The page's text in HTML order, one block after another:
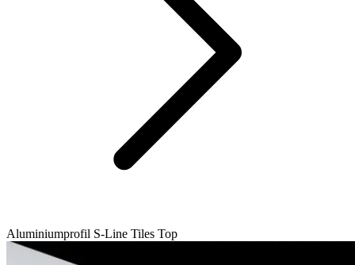
Aluminiumprofil S-Line Tiles Top